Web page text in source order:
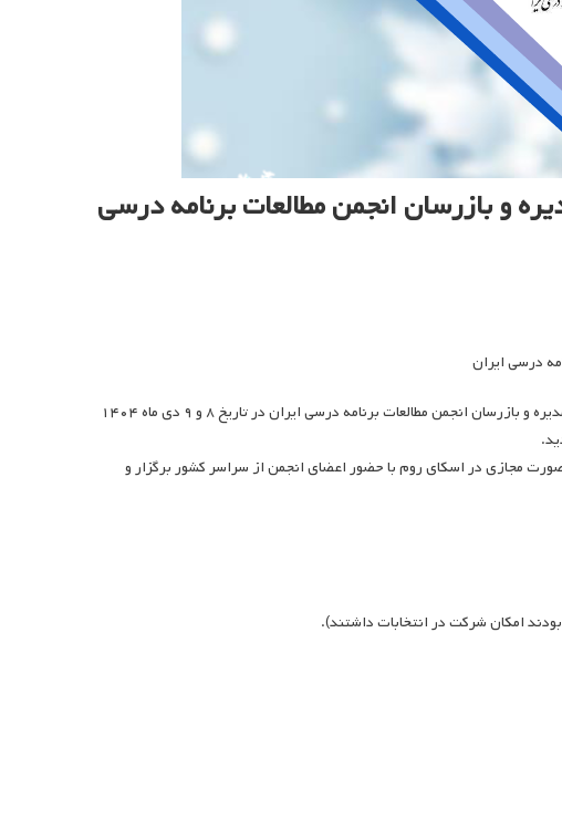
و بازرسان انجمن مطالعات برنامه درسی
درسی ایران
به گزارش انجمن مطالعات برنامه درسی ایران، دهمین دوره انتخابات هیات مدیره و بازرسان انجمن مطالعات برنامه درسی ایران در تاریخ ۸ و ۹ دی ماه ۱۴۰۴
عادی به طور فوق العاده انجمن در تاریخ ۴ اسفند ماه ۱۴۰۴ به صورت مجازی در اسکای روم با حضور اعضای انجمن از سراسر کشور برگزار و
امکان شرکت در انتخابات داشتند).